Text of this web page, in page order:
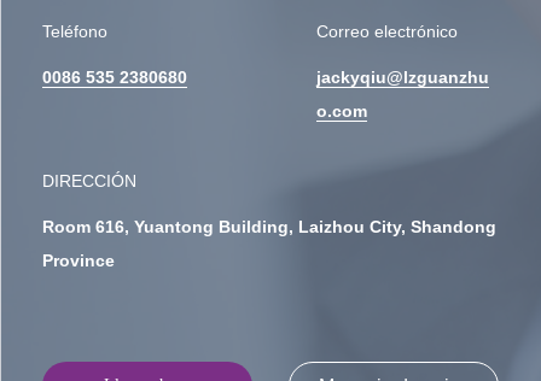
Teléfono
0086 535 2380680
Correo electrónico
jackyqiu@lzguanzhu
o.com
DIRECCIÓN
Room 616, Yuantong Building, Laizhou City, Shandong
Province